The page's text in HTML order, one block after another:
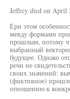
Jeffrey died on
Ери этом
мевду формами
прошлым, потому
выбранный
будущее. Однако
речи не
своих значений:
(фиктивное)
отношению к